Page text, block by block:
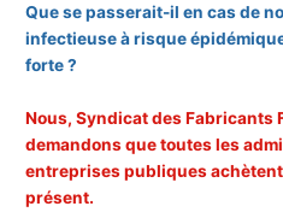
Que se passerait-il en cas de
infectieuse à risque
forte ?
Nous, Syndicat des Fabricants
demandons que toutes les
entreprises publiques
présent.